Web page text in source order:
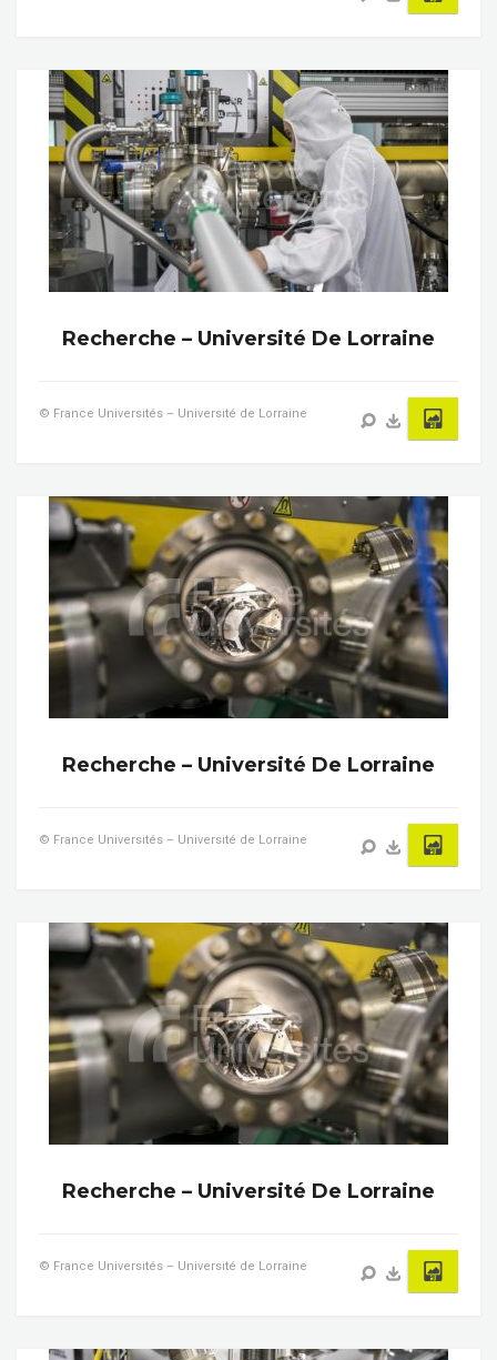
Recherche – Université De Lorraine
© France Universités – Université de Lorraine
Recherche – Université De Lorraine
© France Universités – Université de Lorraine
Recherche – Université De Lorraine
© France Universités – Université de Lorraine